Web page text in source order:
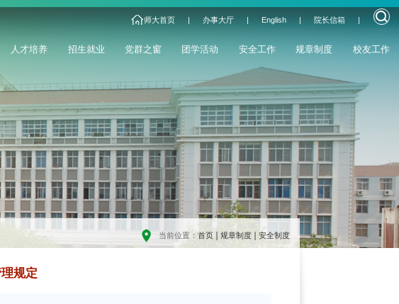
师大首页 | 办事大厅 | English | 院长信箱 |
人才培养 招生就业 党群之窗 团学活动 安全工作 规章制度 校友工作
当前位置： 首页 规章制度 安全制度
规定